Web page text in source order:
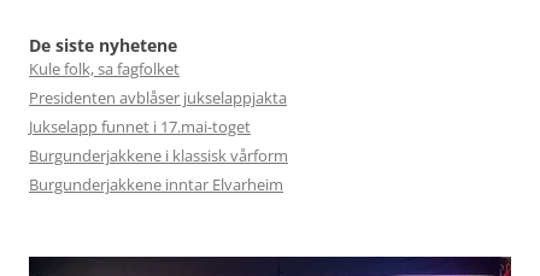
De siste nyhetene
Kule folk, sa fagfolket
Presidenten avblåser jukselappjakta
Jukselapp funnet i 17.mai-toget
Burgunderjakkene i klassisk vårform
Burgunderjakkene inntar Elvarheim